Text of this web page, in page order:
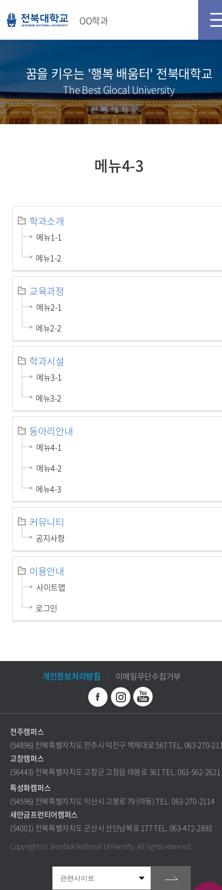
OO학과
꿈을 키우는 '행복 배움터' 전북대학교
The Best Glocal University
메뉴4-3
학과소개
메뉴1-1
메뉴1-2
교육과정
메뉴2-1
메뉴2-2
학과시설
메뉴3-1
메뉴3-2
동아리안내
메뉴4-1
메뉴4-2
메뉴4-3
커뮤니티
공지사항
이용안내
사이트맵
로그인
개인정보처리방침 이메일무단수집거부
전주캠퍼스
(54896) 전북특별자치도 전주시 덕진구 백제대로 567 TEL. 063-270-
고창캠퍼스
(56443) 전북특별자치도 고창군 고창읍 태봉로 361 TEL. 063-562-2621
특성화캠퍼스
(54596) 전북특별자치도 익산시 고봉로 79 (마동) TEL. 063-270-2114
새만금프런티어캠퍼스
(54001) 전북특별자치도 군산시 산단남북로 177 TEL. 063-472-2893
Copyright (c) Jeonbuk National University.All rights reserved.